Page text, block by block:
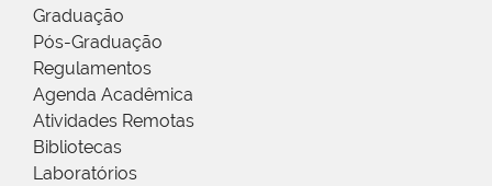
Graduação
Pós-Graduação
Regulamentos
Agenda Acadêmica
Atividades Remotas
Bibliotecas
Laboratórios